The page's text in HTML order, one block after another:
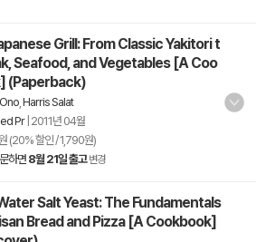
Grill: From Classic Yakitori t
Seafood, and Vegetables [A Coo
(Paperback)
Harris Salat
Pr| 2011년 04월
(20% 할인 / 1,790원)
하면8월 21일 출고 변경
Salt Yeast: The Fundamentals
Bread and Pizza [A Cookbook]